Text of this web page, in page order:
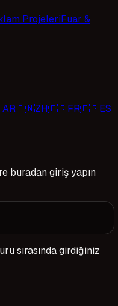
ProjeleriFuar &
AR🇨🇳ZH🇫🇷FR🇪🇸ES
buradan giriş yapın
sırasında girdiğiniz